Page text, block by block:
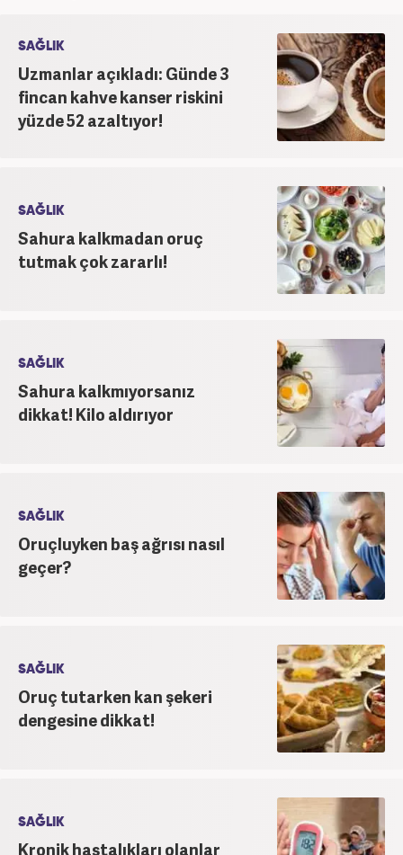
SAĞLIK
Uzmanlar açıkladı: Günde 3
fincan kahve kanser riskini
yüzde 52 azaltıyor!
SAĞLIK
Sahura kalkmadan oruç
tutmak çok zararlı!
SAĞLIK
Sahura kalkmıyorsanız
dikkat! Kilo aldırıyor
SAĞLIK
Oruçluyken baş ağrısı nasıl
geçer?
SAĞLIK
Oruç tutarken kan şekeri
dengesine dikkat!
SAĞLIK
Kronik hastalıkları olanlar